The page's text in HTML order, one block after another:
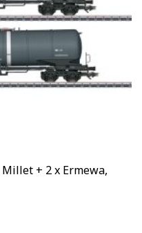
+ 2 x Ermewa,